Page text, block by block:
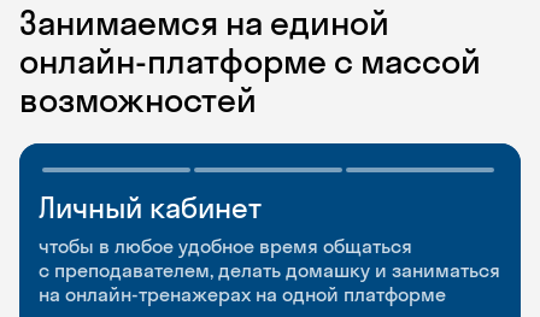
Занимаемся на единой
онлайн-платформе с массой
возможностей
Личный кабинет
чтобы в любое удобное время общаться
с преподавателем, делать домашку и заниматься
на онлайн-тренажерах на одной платформе
Мобильное
приложение
чтобы заниматься и изучать новые слова где
и когда удобно
Разговорные клубы
и Talks
Групповые занятия для разговорной практики
и индивидуальные встречи с преподавателями